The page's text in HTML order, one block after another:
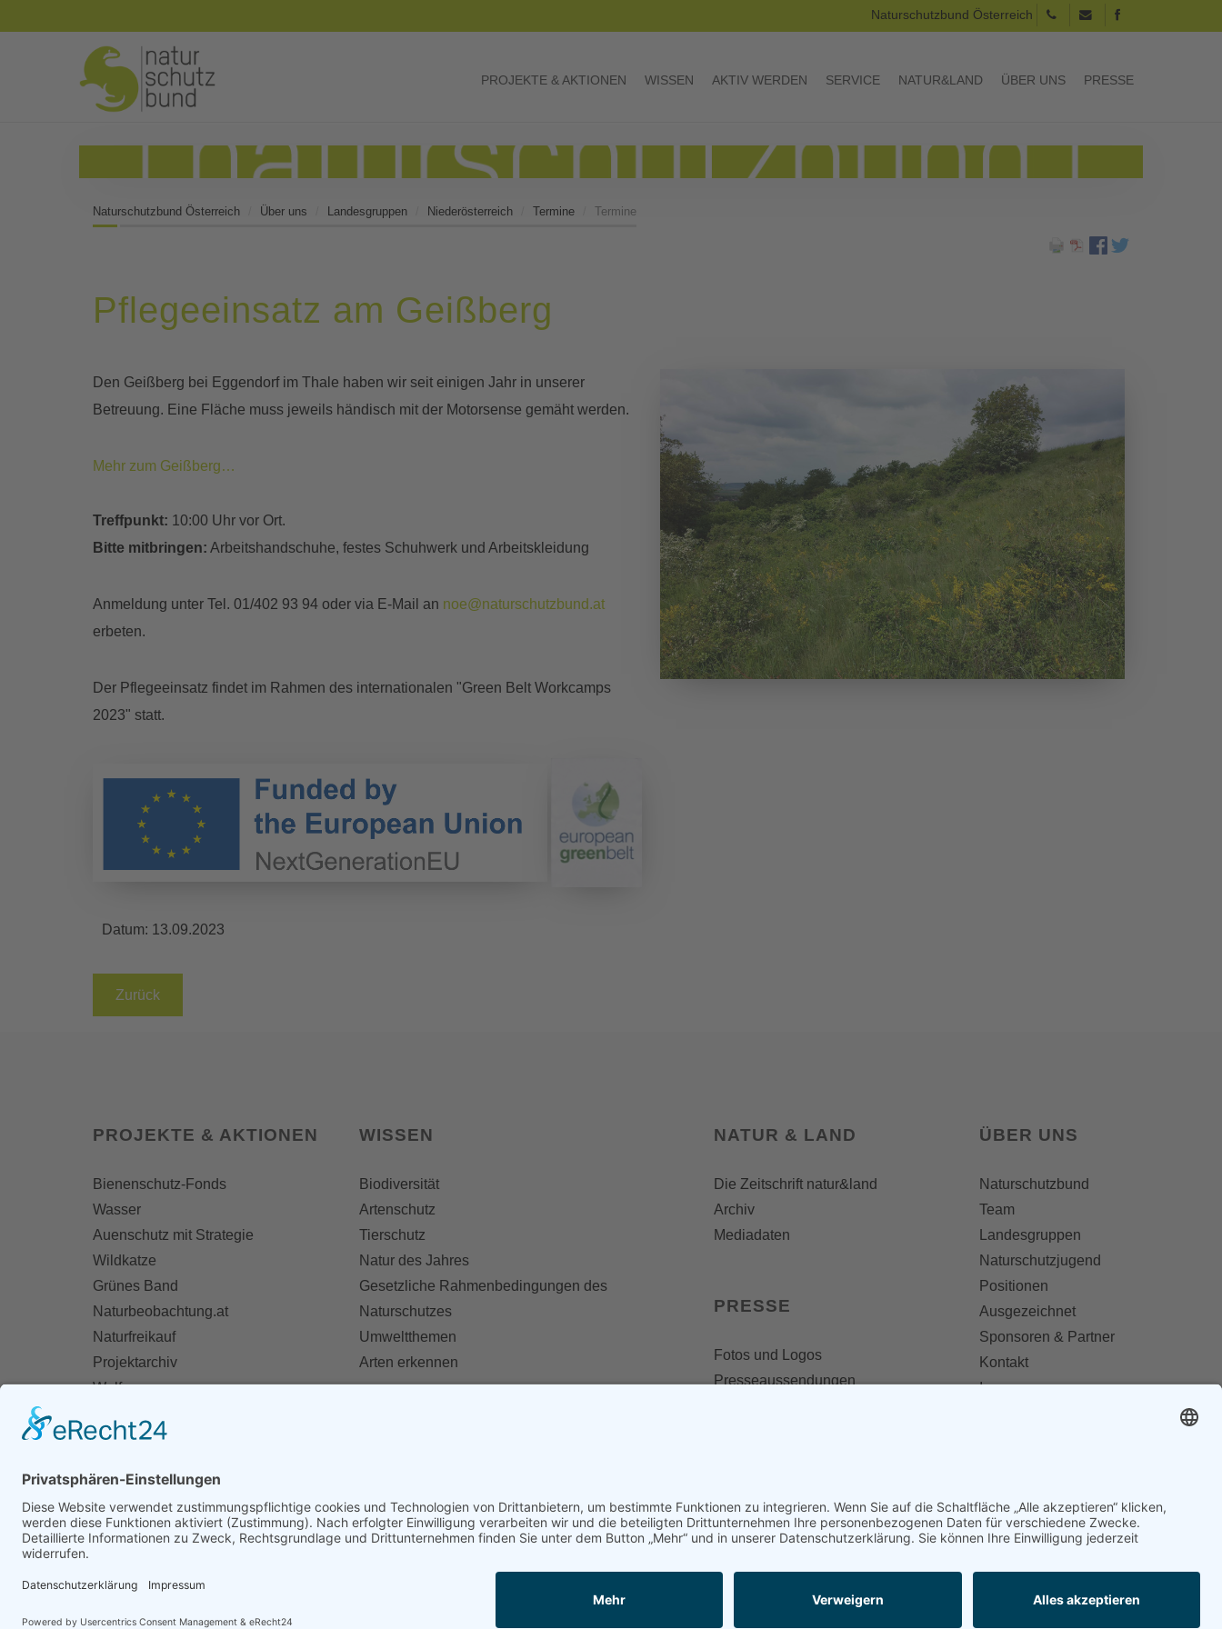
Naturschutzbund Österreich
PROJEKTE & AKTIONEN WISSEN AKTIV WERDEN SERVICE NATUR&LAND ÜBER UNS PRESSE
Naturschutzbund Österreich Über uns Landesgruppen Niederösterreich Termine Termine
Pflegeeinsatz am Geißberg
Den Geißberg bei Eggendorf im Thale haben wir seit einigen Jahr in unserer
Betreuung. Eine Fläche muss jeweils händisch mit der Motorsense gemäht werden.
Mehr zum Geißberg…
Treffpunkt: 10:00 Uhr vor Ort.
Bitte mitbringen: Arbeitshandschuhe, festes Schuhwerk und Arbeitskleidung
Anmeldung unter Tel. 01/402 93 94 oder via E-Mail an noe@naturschutzbund.at
erbeten.
Der Pflegeeinsatz findet im Rahmen des internationalen "Green Belt Workcamps
2023" statt.
Datum: 13.09.2023
Zurück
PROJEKTE & AKTIONEN
Bienenschutz-Fonds
Wasser
Auenschutz mit Strategie
Wildkatze
Grünes Band
Naturbeobachtung.at
Naturfreikauf
Projektarchiv
Wolf
WISSEN
Biodiversität
Artenschutz
Tierschutz
Natur des Jahres
Gesetzliche Rahmenbedingungen des
Naturschutzes
Umweltthemen
Arten erkennen
Spenden
Mitglied werden
NATUR & LAND
Die Zeitschrift natur&land
Archiv
Mediadaten
PRESSE
Fotos und Logos
Presseaussendungen
ÜBER UNS
Naturschutzbund
Team
Landesgruppen
Naturschutzjugend
Positionen
Ausgezeichnet
Sponsoren & Partner
Kontakt
Impressum